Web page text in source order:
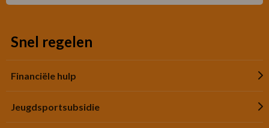
Snel regelen
Financiële hulp
Jeugdsportsubsidie